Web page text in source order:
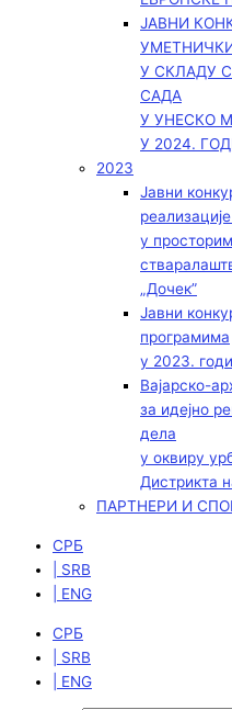
ЈАВНИ
У СКЛАДУ
САДА
У УНЕСКО
У 2024.
2023
Јавни
у
„Дочек”
Јавни
програмима
у 2023.
Вајарско-
за идејно
дела
у оквиру
Дистрикта
ПАРТНЕРИ И
СРБ
| SRB
| ENG
СРБ
| SRB
| ENG